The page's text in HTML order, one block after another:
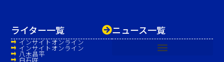
ニュース一覧
ライター一覧
インサイトオンライン
インサイトオンライン
八木昌平
白石咲